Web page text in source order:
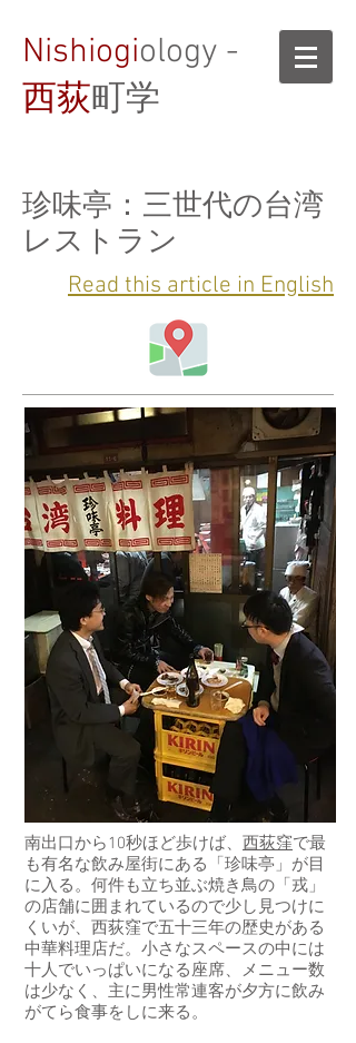
Nishiogiology -
西荻町学
珍味亭：三世代の台湾
レストラン
Read this article in English
南出口から10秒ほど歩けば、 西荻窪で最
も有名な飲み屋街にある「珍味亭」が目
に入る。何件も立ち並ぶ焼き鳥の「戎」
の店舗に囲まれているので少し見つけに
くいが、西荻窪で五十三年の歴史がある
中華料理店だ。小さなスペースの中には
十人でいっぱいになる座席、メニュー数
は少なく、主に男性常連客が夕方に飲み
がてら食事をしに来る。